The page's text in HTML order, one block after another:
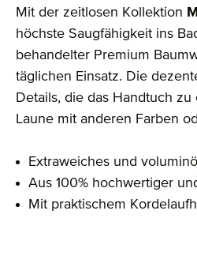
Mit der zeitlosen Kollektion
höchste Saugfähigkeit ins
behandelter Premium
täglichen Einsatz. Die
Details, die das Handtuch
Laune mit anderen Farben
Extraweiches und
Aus 100% hochwertiger
Mit praktischem